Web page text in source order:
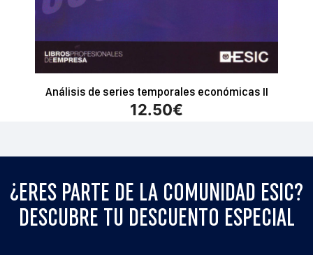
Análisis de series temporales económicas II
12.50€
¿ERES PARTE DE LA COMUNIDAD ESIC?
DESCUBRE TU DESCUENTO ESPECIAL